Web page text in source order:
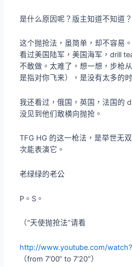
是什么原因呢？版主知道不知道？
这个抛抢法，虽简单，却不容易
看过美国陆军，美国海军，drill
不敢做。太难了，想一想，步枪
是指对你飞来），是没有太多的
我还看过，俄国，英国，法国的
没见到他们敢横向抛抢。
TFG HG 的这一枪法，是举世无
次能表演它。
老绿绿的老公
P。S。
（“天使抛抢法”请看
http://www.youtube.com/
（from 7‘00“ to 7‘20”）